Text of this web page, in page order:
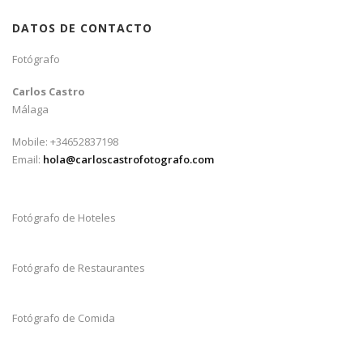
DATOS DE CONTACTO
Fotógrafo
Carlos Castro
Málaga
Mobile: +34652837198
Email: hola@carloscastrofotografo.com
Fotógrafo de Hoteles
Fotógrafo de Restaurantes
Fotógrafo de Comida